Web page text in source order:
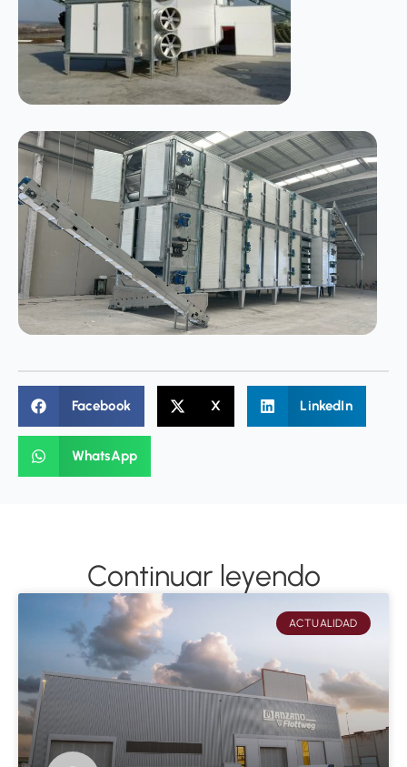
Facebook X LinkedIn
WhatsApp
Continuar leyendo
ACTUALIDAD